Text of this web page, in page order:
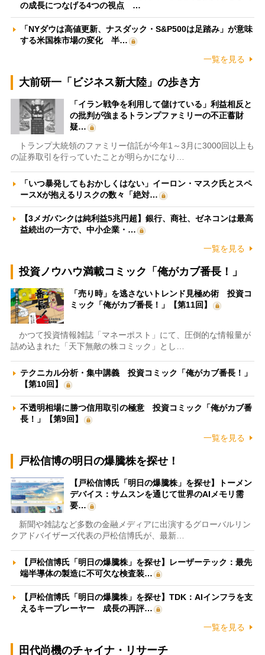
の成長につなげる4つの視点 …
「NYダウは高値更新、ナスダック・S&P500は足踏み」が意味
する米国株市場の変化 半…
一覧を見る
大前研一「ビジネス新大陸」の歩き方
「イラン戦争を利用して儲けている」利益相反と
の批判が強まるトランプファミリーの不正蓄財
疑…
トランプ大統領のファミリー信託が今年1～3月に3000回以上も
の証券取引を行っていたことが明らかになり…
「いつ暴発してもおかしくはない」イーロン・マスク氏とスペ
ースXが抱えるリスクの数々「絶対…
【3メガバンクは純利益5兆円超】銀行、商社、ゼネコンは最高
益続出の一方で、中小企業・…
一覧を見る
投資ノウハウ満載コミック「俺がカブ番長！」
「売り時」を逃さないトレンド見極め術 投資コ
ミック「俺がカブ番長！」【第11回】
かつて投資情報雑誌「マネーポスト」にて、圧倒的な情報量が
詰め込まれた「天下無敵の株コミック」とし…
テクニカル分析・集中講義 投資コミック「俺がカブ番長！」
【第10回】
不透明相場に勝つ信用取引の極意 投資コミック「俺がカブ番
長！」【第9回】
一覧を見る
戸松信博の明日の爆騰株を探せ！
【戸松信博氏「明日の爆騰株」を探せ】トーメン
デバイス：サムスンを通じて世界のAIメモリ需
要…
新聞や雑誌など多数の金融メディアに出演するグローバルリン
クアドバイザーズ代表の戸松信博氏が、最新…
【戸松信博氏「明日の爆騰株」を探せ】レーザーテック：最先
端半導体の製造に不可欠な検査装…
【戸松信博氏「明日の爆騰株」を探せ】TDK：AIインフラを支
えるキープレーヤー 成長の再評…
一覧を見る
田代尚機のチャイナ・リサーチ